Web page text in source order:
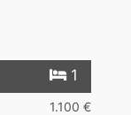
1
1.100 €